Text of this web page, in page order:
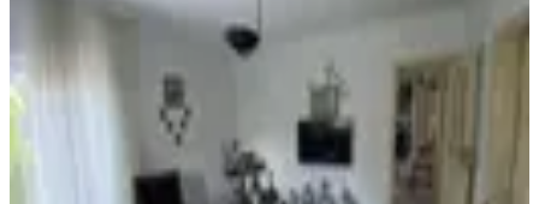
4+2·250 m²
40.000.000 ₺
Hüseyin Çalışkan